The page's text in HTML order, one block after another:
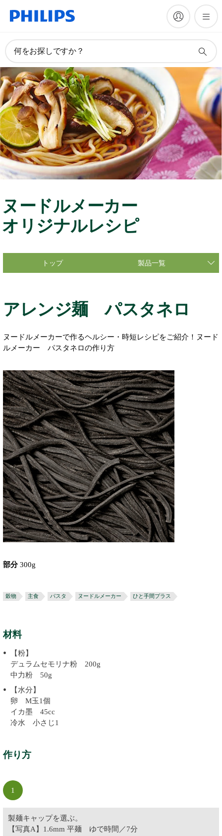
何をお探しですか？
ヌードルメーカー
オリジナルレシピ
トップ 製品一覧
アレンジ麺 パスタネロ
ヌードルメーカーで作るヘルシー・時短レシピをご紹介！ヌード
ルメーカー パスタネロの作り方
部分 300g
穀物 主食 パスタ ヌードルメーカー ひと手間プラス
材料
【粉】
デュラムセモリナ粉 200g
中力粉 50g
【水分】
卵 M玉1個
イカ墨 45cc
冷水 小さじ1
作り方
1
製麺キャップを選ぶ。
【写真A】1.6mm 平麺 ゆで時間／7分